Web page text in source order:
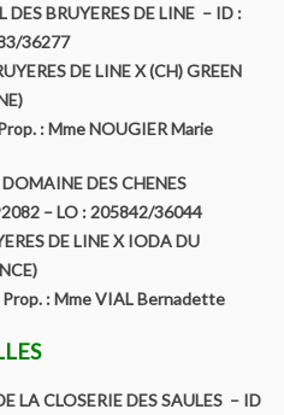
BRUYERES DE LINE – ID :
36277
DE LINE X (CH) GREEN
: Mme NOUGIER Marie
DES CHENES
– LO : 205842/36044
DE LINE X IODA DU
: Mme VIAL Bernadette
LA CLOSERIE DES SAULES – ID